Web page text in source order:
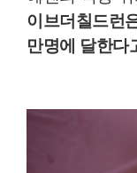
이브더칠드런
만명에 달한다